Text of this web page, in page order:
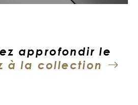
approfondir le
à la collection